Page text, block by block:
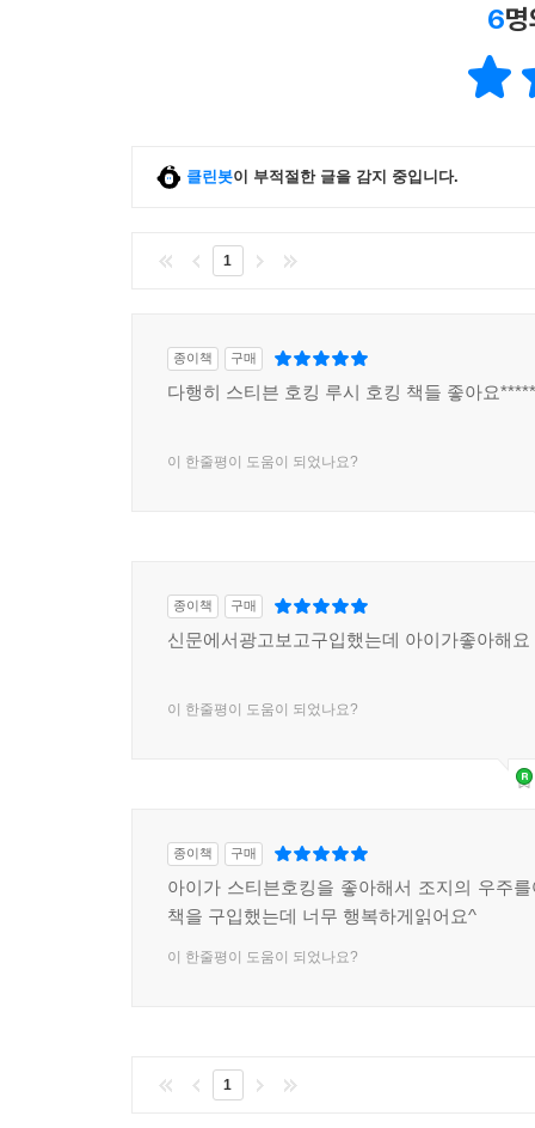
6
클린봇이 부적절한 글을 감지 중입니다.
1
종이책 구매
다행히 스티븐 호킹 루시 호킹 책들 좋아요
이 한줄평이 도움이 되었나요?
종이책 구매
신문에서광고보고구입했는데 아이가좋아해요
이 한줄평이 도움이 되었나요?
종이책 구매
아이가 스티븐호킹을 좋아해서 조지의 우주
책을 구입했는데 너무 행복하게읽어요^
이 한줄평이 도움이 되었나요?
1